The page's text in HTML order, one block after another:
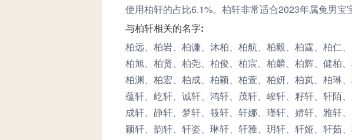
使用柏轩的占比6.1%。柏轩非常适合2023年属兔男宝
与柏轩相关的名字:
柏远、柏岩、柏谦、沐柏、柏航、柏毅、柏霆、柏仁
柏旭、柏贤、柏尧、柏俊、柏宸、柏麟、柏辉、健柏
柏渊、柏宏、柏成、柏颖、柏萱、柏妍、柏岚、柏琳
蕴轩、屹轩、诚轩、鸿轩、茂轩、峻轩、籽轩、轩陌
成轩、静轩、梦轩、筱轩、轩娜、瑾轩、婧轩、雅轩
颖轩、韵轩、轩姿、琳轩、轩雅、玥轩、轩娅、轩茹